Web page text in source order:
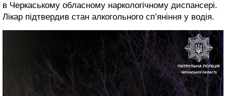
в Черкаському обласному наркологічному диспансері.
Лікар підтвердив стан алкогольного сп’яніння у водія.